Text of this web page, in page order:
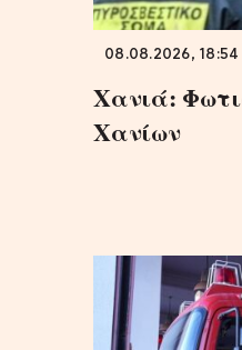
08.08.2026, 18:54
Χανιά:
Χανίων